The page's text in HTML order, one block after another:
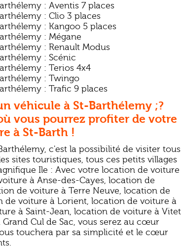
: Aventis 7 places
: Clio 3 places
: Kangoo 5 places
: Mégane
: Renault Modus
: Scénic
: Terios 4x4
: Twingo
: Trafic 9 places
véhicule à St-Barthélemy ;?
vous pourrez profiter de votre
à St-Barth !
c'est la possibilité de visiter tous
sites touristiques, tous ces petits villages
Ile : Avec votre location de voiture
à Anse-des-Cayes, location de
de voiture à Terre Neuve, location de
de voiture à Lorient, location de voiture à
à Saint-Jean, location de voiture à Vitet
Cul de Sac, vous serez au cœur
touchera par sa simplicité et le cœur